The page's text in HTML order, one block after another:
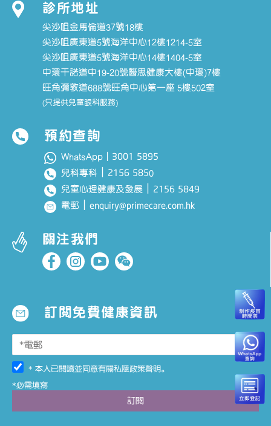
診所地址
尖沙咀金馬倫道37號18樓
尖沙咀廣東道5號海洋中心12樓1214-5室
尖沙咀廣東道5號海洋中心14樓1404-5室
中環干諾道中19-20號醫思健康大樓(中環)7樓
旺角彌敦道688號旺角中心第一座 5樓502室
(只提供兒童眼科服務)
預約查詢
WhatsApp｜ 3001 5895
兒科專科 2156 5850
兒童心理健康及發展
2156 5849
電郵 ｜enquiry@primecare.com.hk
關注我們
訂閱免費健康資訊
* 本人已閱讀並同意有關私隱政策聲明。
*必需填寫